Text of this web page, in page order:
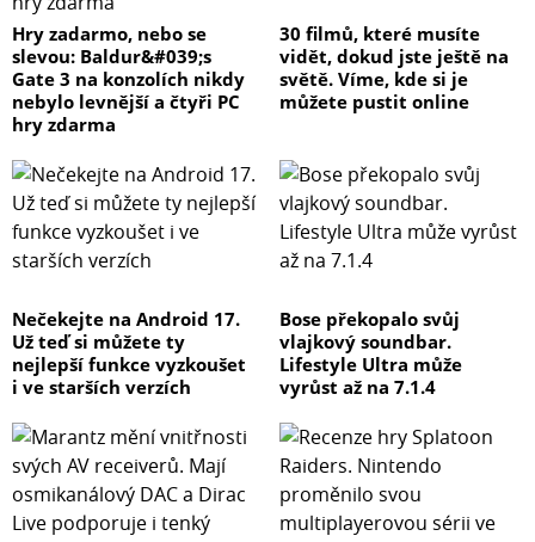
Hry zadarmo, nebo se
slevou: Baldur&#039;s
Gate 3 na konzolích nikdy
nebylo levnější a čtyři PC
hry zdarma
30 filmů, které musíte
vidět, dokud jste ještě na
světě. Víme, kde si je
můžete pustit online
Nečekejte na Android 17.
Už teď si můžete ty
nejlepší funkce vyzkoušet
i ve starších verzích
Bose překopalo svůj
vlajkový soundbar.
Lifestyle Ultra může
vyrůst až na 7.1.4